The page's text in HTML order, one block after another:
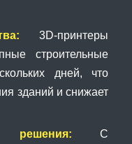
3D-принтеры
строительные
дней, что
зданий и снижает
решения: С